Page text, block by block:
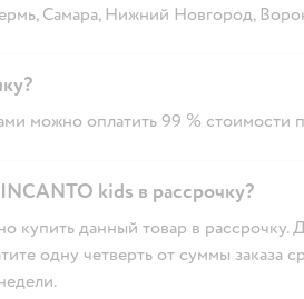
Самара, Нижний Новгород,
можно оплатить 99 % стоимости
kids в рассрочку?
купить данный товар в рассрочку.
одну четверть от суммы заказа